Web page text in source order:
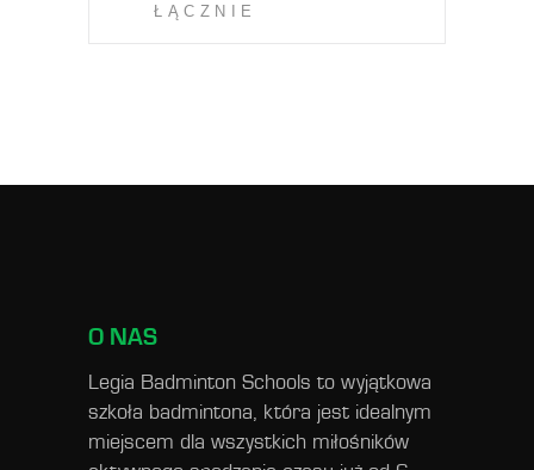
ŁĄCZNIE
O NAS
Legia Badminton Schools to wyjątkowa
szkoła badmintona, która jest idealnym
miejscem dla wszystkich miłośników